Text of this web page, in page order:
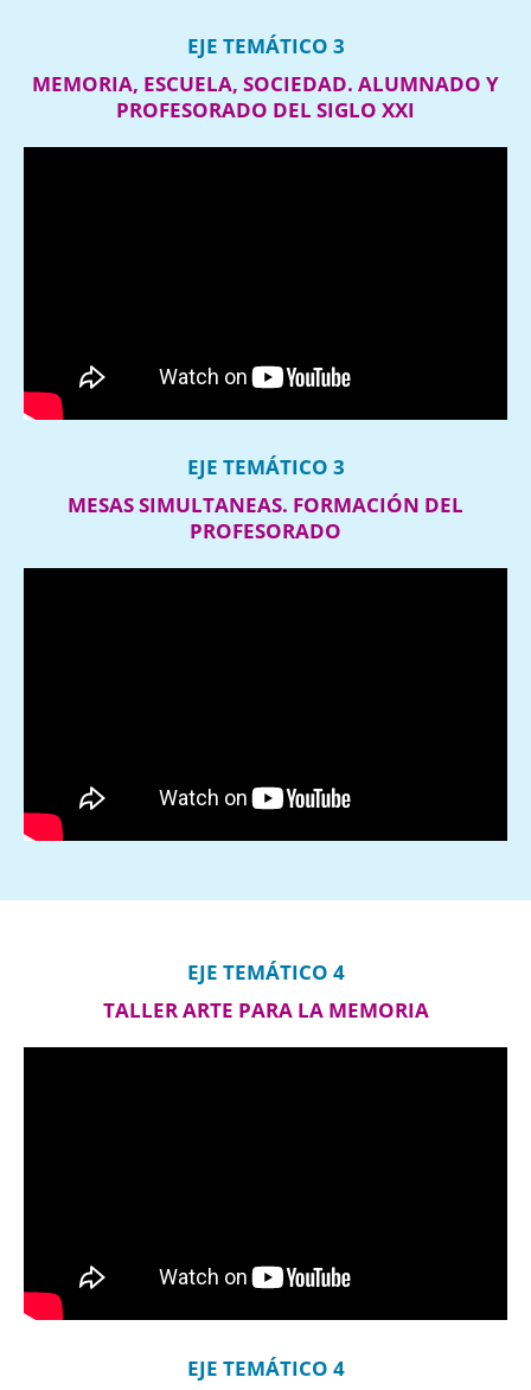
EJE TEMÁTICO 3
MEMORIA, ESCUELA, SOCIEDAD. ALUMNADO Y
PROFESORADO DEL SIGLO XXI
EJE TEMÁTICO 3
MESAS SIMULTANEAS. FORMACIÓN DEL
PROFESORADO
EJE TEMÁTICO 4
TALLER ARTE PARA LA MEMORIA
EJE TEMÁTICO 4